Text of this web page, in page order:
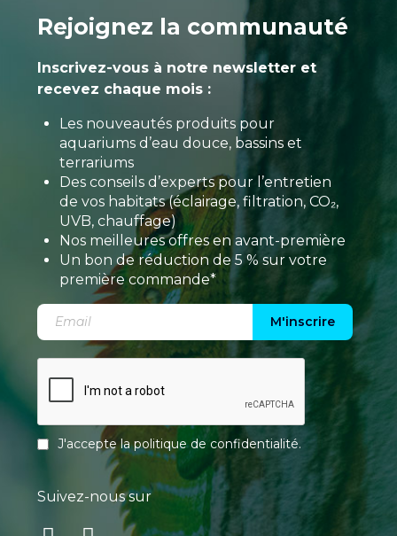
Rejoignez la communauté
Inscrivez-vous à notre newsletter et
recevez chaque mois :
Les nouveautés produits pour
aquariums d’eau douce, bassins et
terrariums
Des conseils d’experts pour l’entretien
de vos habitats (éclairage, filtration, CO₂,
UVB, chauffage)
Nos meilleures offres en avant-première
Un bon de réduction de 5 % sur votre
première commande*
M'inscrire
J'accepte lapolitique de confidentialité.
Suivez-nous sur